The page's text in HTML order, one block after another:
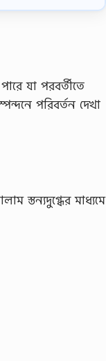
যা পরবর্তীতে
পরিবর্তন দেখা
স্তন্যদুগ্ধের মাধ্যমে